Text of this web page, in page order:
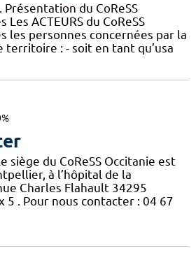
Présentation du CoReSS
ACTEURS du CoReSS
les personnes concernées par la
territoire : - soit en tant qu’usa
du CoReSS Occitanie est
à l’hôpital de la
Charles Flahault 34295
5 . Pour nous contacter : 04 67